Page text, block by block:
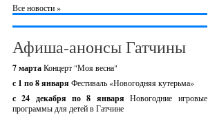
Все новости »
Афиша-анонсы Гатчины
7 мартаКонцерт "Моя весна"
с 1 по 8 января Фестиваль «Новогодняя кутерьма»
с 24 декабря по 8 январяНовогодние игровые
программы для детей в Гатчине